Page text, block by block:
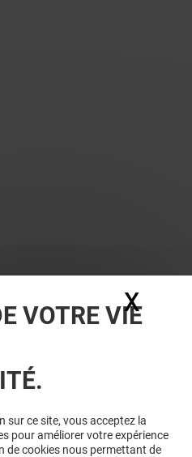
VOTRE VIE
sur ce site, vous acceptez la
pour améliorer votre expérience
de cookies nous permettant de
X